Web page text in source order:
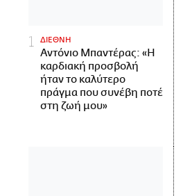
ΔΙΕΘΝΗ
Αντόνιο Μπαντέρας: «Η
καρδιακή προσβολή
ήταν το καλύτερο
πράγμα που συνέβη ποτέ
στη ζωή μου»